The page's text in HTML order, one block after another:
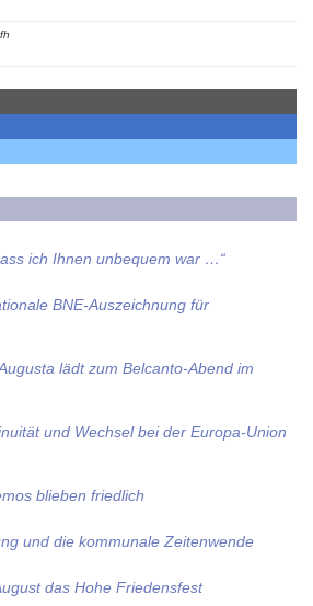
ich Ihnen unbequem war …“
BNE-Auszeichnung für
lädt zum Belcanto-Abend im
und Wechsel bei der Europa-Union
blieben friedlich
und die kommunale Zeitenwende
das Hohe Friedensfest